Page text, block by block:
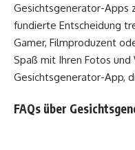
Gesichtsgenerator-Apps
fundierte Entscheidung
Gamer, Filmproduzent
Spaß mit Ihren Fotos
Gesichtsgenerator-App,
FAQs über